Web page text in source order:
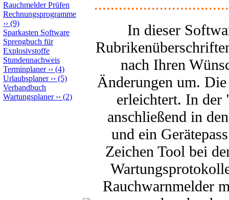
Rauchmelder Prüfen
Rechnungsprogramme
›› (9)
Sparkasten Software
Sprengbuch für
Explosivstoffe
Stundennachweis
Terminplaner›› (4)
Urlaubsplaner›› (5)
Verbandbuch
Wartungsplaner›› (2)
In dieser
nach Ihren
Änderungen um.
erleichtert. In der
anschließend in
und ein
Zeichen Tool bei
Rauchwarnmelder